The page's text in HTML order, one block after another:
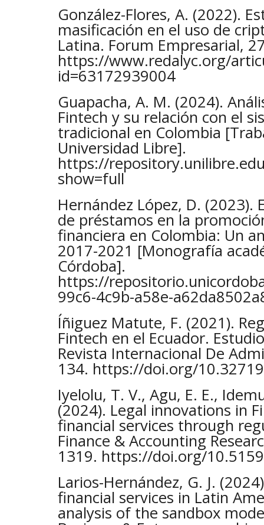
González-Flores, A. (2022).
masificación en el uso de
Latina. Forum Empresarial,
https://www.redalyc.org/
id=63172939004
Guapacha, A. M. (2024).
Fintech y su relación con el
tradicional en Colombia
Universidad Libre].
https://
show=full
Hernández López, D. (2023).
de préstamos en la
financiera en Colombia: Un
2017-2021 [Monografía
Córdoba].
https://
99c6-4c9b-a58e-
Íñiguez Matute, F. (2021).
Fintech en el Ecuador.
Revista Internacional De
134. https://doi.org/
Iyelolu, T. V., Agu, E. E.,
(2024). Legal innovations in
financial services through
Finance & Accounting
1319. https://doi.org/
Larios-Hernández, G. J.
financial services in Latin
analysis of the sandbox